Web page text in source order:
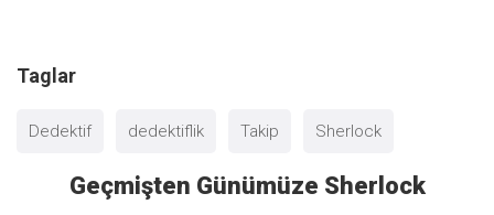
Taglar
Dedektif dedektiflik Takip Sherlock
Geçmişten Günümüze Sherlock